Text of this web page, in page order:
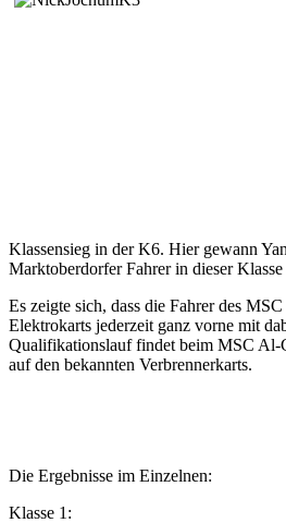
Klassensieg in der K6. Hier gewann
Marktoberdorfer Fahrer in dieser Klasse
Es zeigte sich, dass die Fahrer des
Elektrokarts jederzeit ganz vorne mit
Qualifikationslauf findet beim MSC Al-
auf den bekannten Verbrennerkarts.
Die Ergebnisse im Einzelnen:
Klasse 1: